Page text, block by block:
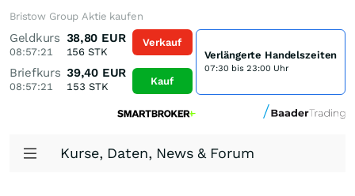
Bristow Group Aktie kaufen
Geldkurs
08:57:21
38,80 EUR
156 STK
Briefkurs
08:57:21
39,40 EUR
153 STK
Verkauf
Kauf
Verlängerte Handelszeiten
07:30 bis 23:00 Uhr
Kurse, Daten, News & Forum